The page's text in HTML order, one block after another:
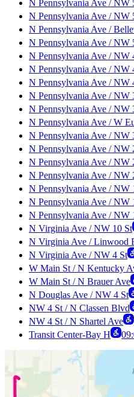
N Pennsylvania Ave / NW
N Pennsylvania Ave / NW
N Pennsylvania Ave /
N Pennsylvania Ave / NW
N Pennsylvania Ave / NW
N Pennsylvania Ave / NW
N Pennsylvania Ave / NW
N Pennsylvania Ave / NW
N Pennsylvania Ave / NW
N Pennsylvania Ave / W
N Pennsylvania Ave / NW
N Pennsylvania Ave / NW
N Pennsylvania Ave / NW
N Pennsylvania Ave / NW
N Pennsylvania Ave / NW
N Pennsylvania Ave / NW
N Pennsylvania Ave / NW
N Virginia Ave / NW 10 St
N Virginia Ave / Linwood
N Virginia Ave / NW 4 St
W Main St / N Kentucky
W Main St / N Brauer Ave
N Douglas Ave / NW 4 St
NW 4 St / N Classen Blvd
NW 4 St / N Shartel Ave
Transit Center-Bay H